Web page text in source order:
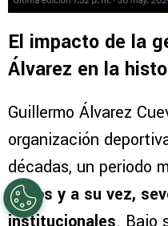
El impacto de la
Álvarez en la
Guillermo Álvarez
organización